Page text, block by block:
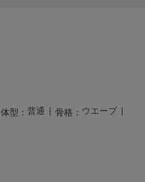
体型： 普通 骨格： ウエーブ